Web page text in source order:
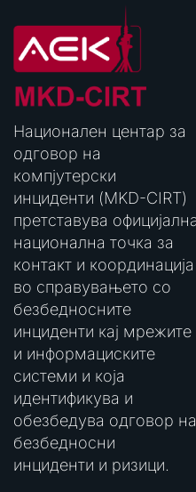
Национален центар за
одговор на
компјутерски
инциденти (MKD-CIRT)
претставува официјална
национална точка за
контакт и координација
во справувањето со
безбедносните
инциденти кај мрежите
и информациските
системи и која
идентификува и
обезбедува одговор на
безбедносни
инциденти и ризици.